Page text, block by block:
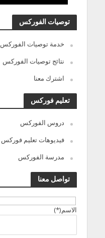
توصيات الفوركس
خدمة توصيات الفوركس
نتائج توصيات الفوركس
اشترك معنا
تعليم فوركس
دروس الفوركس
فيديوهات تعليم فوركس
مدرسة الفوركس
تواصل معنا
الاسم(*)